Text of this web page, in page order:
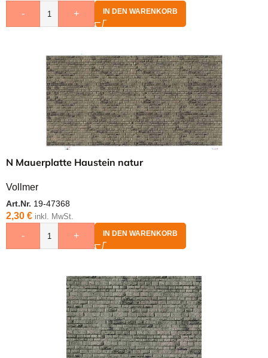
- + IN DEN WARENKORB
N Mauerplatte Haustein natur
Vollmer
Art.Nr. 19-47368
2,30 € inkl. MwSt.
- + IN DEN WARENKORB